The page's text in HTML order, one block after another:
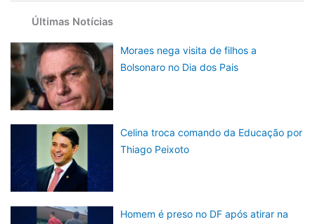
Últimas Notícias
Moraes nega visita de filhos a
Bolsonaro no Dia dos Pais
Celina troca comando da Educação por
Thiago Peixoto
Homem é preso no DF após atirar na